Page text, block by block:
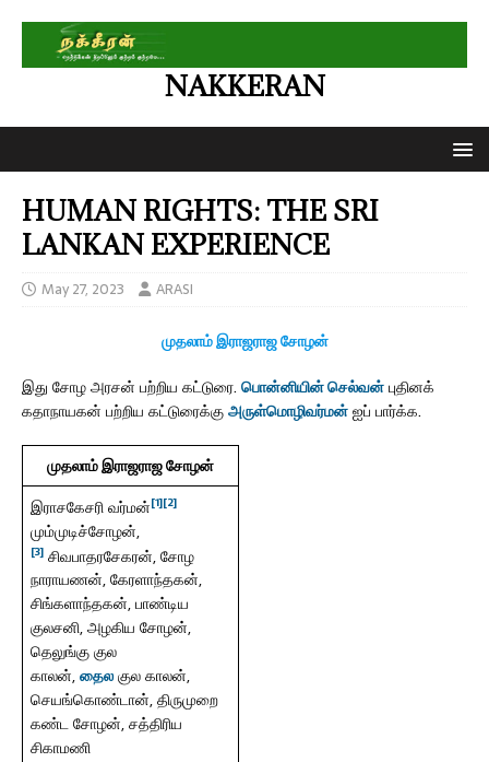
NAKKERAN
HUMAN RIGHTS: THE SRI
LANKAN EXPERIENCE
May 27, 2023 ARASI
முதலாம் இராஜராஜ சோழன்
இது சோழ அரசன் பற்றிய கட்டுரை. பொன்னியின் செல்வன்புதினக்
கதாநாயகன் பற்றிய கட்டுரைக்குஅருள்மொழிவர்மன்ஐப் பார்க்க.
முதலாம் இராஜராஜ சோழன்
இராசகேசரி வர்மன்[1][2]
மும்முடிச்சோழன்,
[3] சிவபாதரசேகரன், சோழ
நாராயணன், கேரளாந்தகன்,
சிங்களாந்தகன், பாண்டிய
குலசனி, அழகிய சோழன்,
தெலுங்கு குல
காலன்,தைலகுல காலன்,
செயங்கொண்டான், திருமுறை
கண்ட சோழன், சத்திரிய
சிகாமணி